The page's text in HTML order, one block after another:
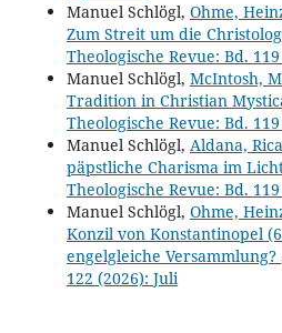
Manuel Schlögl, Ohme,
Zum Streit um die
Theologische Revue: Bd.
Manuel Schlögl, McIntosh,
Tradition in Christian
Theologische Revue: Bd.
Manuel Schlögl, Aldana,
päpstliche Charisma im
Theologische Revue: Bd.
Manuel Schlögl, Ohme,
Konzil von Konstantinopel
engelgleiche Versammlung?
122 (2026): Juli